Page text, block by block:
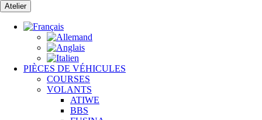
Passer
au
contenu
Atelier
PIÈCES DE VÉHICULES
COURSES
VOLANTS
ATIWE
BBS